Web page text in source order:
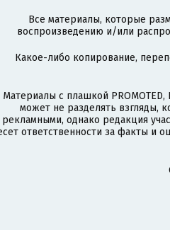
Все материалы, которые
воспроизведению и/или
Какое-либо копирование,
Материалы с плашкой
может не разделять взгляды,
рекламными, однако редакция
ответственности за факты и